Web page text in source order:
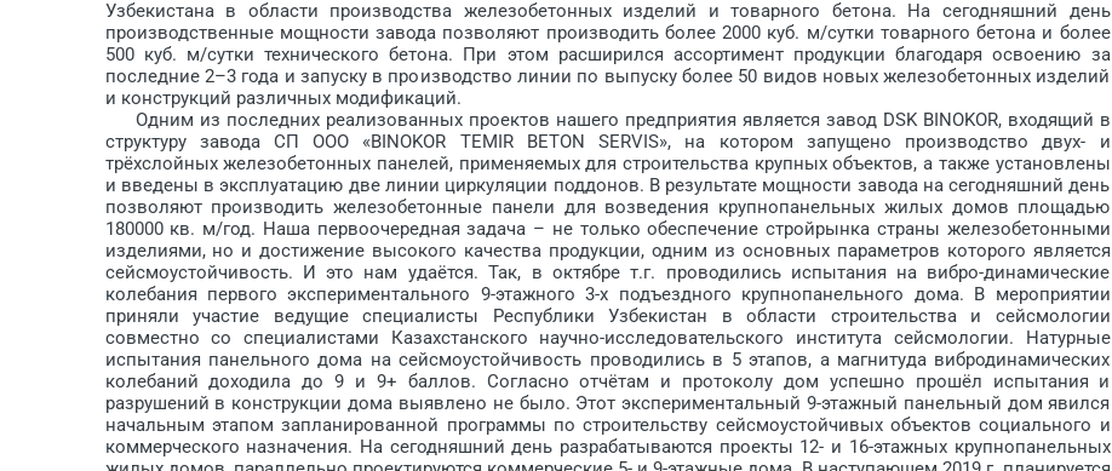
Узбекистана в области производства железобетонных изделий и товарного бетона. На сегодняшний день
производственные мощности завода позволяют производить более 2000 куб. м/сутки товарного бетона и более
500 куб. м/сутки технического бетона. При этом расширился ассортимент продукции благодаря освоению за
последние 2–3 года и запуску в производство линии по выпуску более 50 видов новых железобетонных изделий
и конструкций различных модификаций.
Одним из последних реализованных проектов нашего предприятия является завод DSK BINOKOR, входящий в
структуру завода СП ООО «BINOKOR TEMIR BETON SERVIS», на котором запущено производство двух- и
трёхслойных железобетонных панелей, применяемых для строительства крупных объектов, а также установлены
и введены в эксплуатацию две линии циркуляции поддонов. В результате мощности завода на сегодняшний день
позволяют производить железобетонные панели для возведения крупнопанельных жилых домов площадью
180000 кв. м/год. Наша первоочередная задача – не только обеспечение стройрынка страны железобетонными
изделиями, но и достижение высокого качества продукции, одним из основных параметров которого является
сейсмоустойчивость. И это нам удаётся. Так, в октябре т.г. проводились испытания на вибро-динамические
колебания первого экспериментального 9-этажного 3-х подъездного крупнопанельного дома. В мероприятии
приняли участие ведущие специалисты Республики Узбекистан в области строительства и сейсмологии
совместно со специалистами Казахстанского научно-исследовательского института сейсмологии. Натурные
испытания панельного дома на сейсмоустойчивость проводились в 5 этапов, а магнитуда виб­родинамических
колебаний до­ходила до 9 и 9+ баллов. Согласно отчётам и протоколу дом успешно прошёл испытания и
разрушений в конструкции дома выявлено не было. Этот экспериментальный 9-этажный панельный дом явился
начальным этапом запланированной программы по строительству сейсмо­устойчивых объектов социального и
коммерческого назначения. На сегодняшний день разрабатываются проекты 12- и 16-этажных крупнопанельных